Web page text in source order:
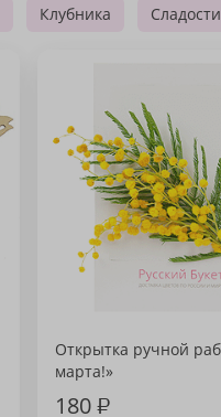
Клубника Сладости
Открытка ручной
марта!»
180₽